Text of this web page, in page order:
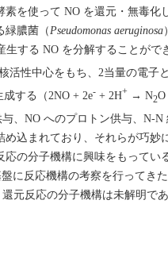
を使って NO を還元・無毒化
緑膿菌（Pseudomonas aeruginosa
する NO を分解することがで
性中心をもち、2当量の電子
する（2NO + 2e- + 2H+ → N2
、NO へのプロトン供与、N-
込まれており、それらが巧妙
の分子機構に興味をもってい
に反応機構の考察を行ってき
元反応の分子機構は未解明であ